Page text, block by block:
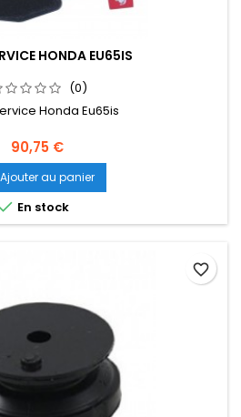
HONDA EU65IS
(0)
Honda Eu65is
Prix
90,75 €
Ajouter au panier
 En stock
favorite_border